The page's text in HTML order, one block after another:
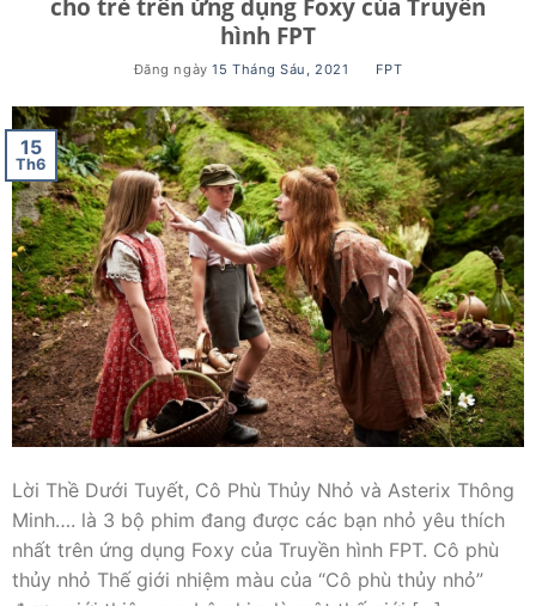
cho trẻ trên ứng dụng Foxy của Truyền
hình FPT
Đăng ngày15 Tháng Sáu, 2021 FPT
15
Th6
Lời Thề Dưới Tuyết, Cô Phù Thủy Nhỏ và Asterix Thông
Minh…. là 3 bộ phim đang được các bạn nhỏ yêu thích
nhất trên ứng dụng Foxy của Truyền hình FPT. Cô phù
thủy nhỏ Thế giới nhiệm màu của “Cô phù thủy nhỏ”